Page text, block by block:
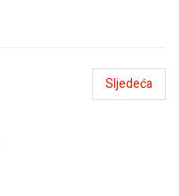
Sljedeća